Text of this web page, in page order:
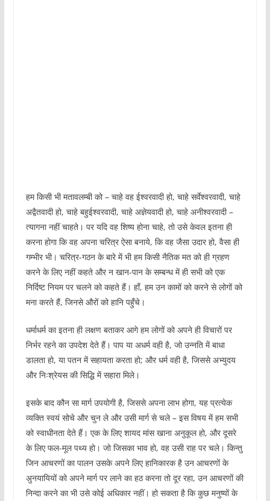
हम किसी भी मतावलम्बी को – चाहे वह ईश्वरवादी हो, चाहे सर्वेश्वरवादी, चाहे
अद्वैतवादी हो, चाहे बहुईश्वरवादी, चाहे अज्ञेयवादी हो, चाहे अनीश्वरवादी –
त्यागना नहीं चाहते। पर यदि वह शिष्य होना चाहे, तो उसे केवल इतना ही
करना होगा कि वह अपना चरित्र ऐसा बनाये, कि वह जैसा उदार हो, वैसा ही
गम्भीर भी। चरित्र-गठन के बारे में भी हम किसी नैतिक मत को ही ग्रहण
करने के लिए नहीं कहते और न खान-पान के सम्बन्ध में ही सभी को एक
निर्दिष्ट नियम पर चलने को कहते हैं। हाँ, हम उन कामों को करने से लोगों को
मना करते हैं, जिनसे औरों को हानि पहुँचे।
धर्माधर्म का इतना ही लक्षण बताकर आगे हम लोगों को अपने ही विचारों पर
निर्भर रहने का उपदेश देते हैं। पाप या अधर्म वही है, जो उन्नति में बाधा
डालता हो, या पतन में सहायता करता हो; और धर्म वही है, जिससे अभ्युदय
और निःश्रेयस की सिद्धि में सहारा मिले।
इसके बाद कौन सा मार्ग उपयोगी है, जिससे अपना लाभ होगा, यह प्रत्येक
व्यक्ति स्वयं सोचे और चुन ले और उसी मार्ग से चले – इस विषय में हम सभी
को स्वाधीनता देते हैं। एक के लिए शायद मांस खाना अनुकूल हो, और दूसरे
के लिए फल-मूल पथ्य हो। जो जिसका भाव हो, वह उसी राह पर चले। किन्तु
जिन आचरणों का पालन उसके अपने लिए हानिकारक है उन आचरणों के
अुनयायियों को अपने मार्ग पर लाने का हठ करना तो दूर रहा, उन आचरणों की
निन्दा करने का भी उसे कोई अधिकार नहीं। हो सकता है कि कुछ मनुष्यों के